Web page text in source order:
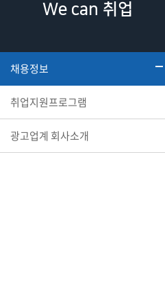
We can 취업
채용정보
취업지원프로그램
광고업계 회사소개